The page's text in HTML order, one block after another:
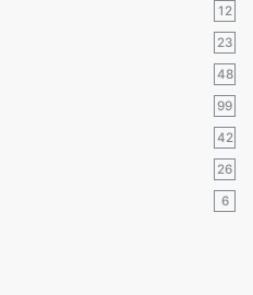
12
23
48
99
42
26
6